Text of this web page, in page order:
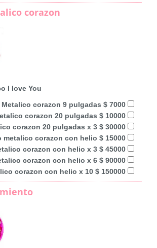
corazon
I love You
corazon 9 pulgadas $ 7000
corazon 20 pulgadas $ 10000
corazon 20 pulgadas x 3 $ 30000
metalico corazon con helio $ 15000
corazon con helio x 3 $ 45000
corazon con helio x 6 $ 90000
corazon con helio x 10 $ 150000